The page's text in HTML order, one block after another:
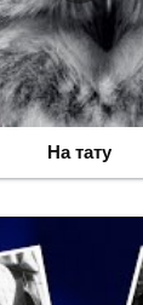
На тату